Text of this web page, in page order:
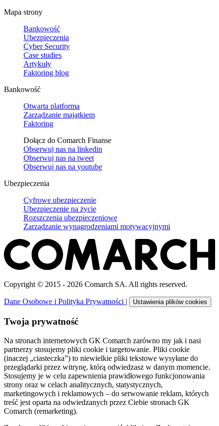
Mapa strony
Bankowość
Ubezpieczenia
Cyber Security
Case studies
Artykuły
Faktoring blog
Bankowość
Otwarta platforma
Zarządzanie majątkiem
Faktoring
Dołącz do Comarch Finanse
Obserwuj nas na linkedin
Obserwuj nas na tweet
Obserwuj nas na youtube
Ubezpieczenia
Cyfrowe ubezpieczenie
Ubezpieczenie na życie
Rozszczenia ubezpieczeniowe
Zarządzanie wynagrodzeniami motywacyjnymi
Copyright © 2015 - 2026 Comarch SA. All rights reserved.
Dane Osobowe i Polityka Prywatności | Ustawienia plików cookies
Twoja prywatność
Na stronach internetowych GK Comarch zarówno my jak i nasi
partnerzy stosujemy pliki cookie i targetowanie. Pliki cookie
(inaczej „ciasteczka”) to niewielkie pliki tekstowe wysyłane do
przeglądarki przez witrynę, którą odwiedzasz w danym momencie.
Stosujemy je w celu zapewnienia prawidłowego funkcjonowania
strony oraz w celach analitycznych, statystycznych,
marketingowych i reklamowych – do serwowanie reklam, których
treść jest oparta na odwiedzanych przez Ciebie stronach GK
Comarch (remarketing).